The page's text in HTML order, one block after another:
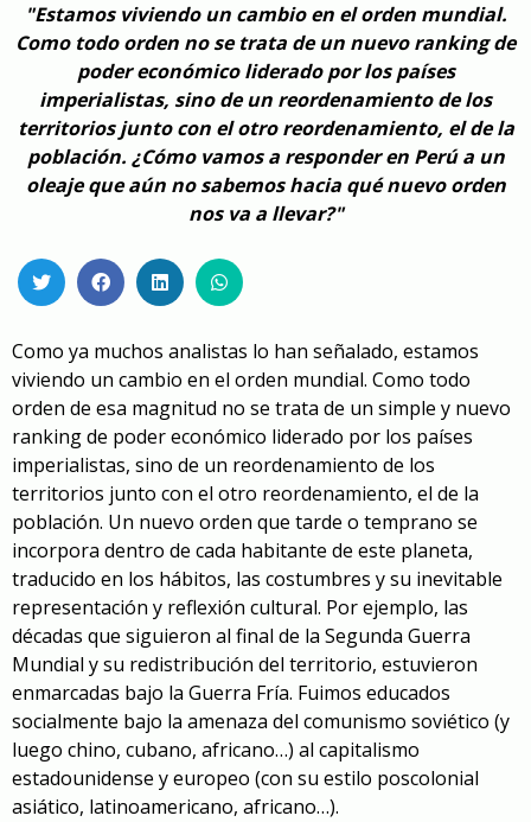
"Estamos viviendo un cambio en el orden mundial.
Como todo orden no se trata de un nuevo ranking de
poder económico liderado por los países
imperialistas, sino de un reordenamiento de los
territorios junto con el otro reordenamiento, el de la
población. ¿Cómo vamos a responder en Perú a un
oleaje que aún no sabemos hacia qué nuevo orden
nos va a llevar?"
Como ya muchos analistas lo han señalado, estamos
viviendo un cambio en el orden mundial. Como todo
orden de esa magnitud no se trata de un simple y nuevo
ranking de poder económico liderado por los países
imperialistas, sino de un reordenamiento de los
territorios junto con el otro reordenamiento, el de la
población. Un nuevo orden que tarde o temprano se
incorpora dentro de cada habitante de este planeta,
traducido en los hábitos, las costumbres y su inevitable
representación y reflexión cultural. Por ejemplo, las
décadas que siguieron al final de la Segunda Guerra
Mundial y su redistribución del territorio, estuvieron
enmarcadas bajo la Guerra Fría. Fuimos educados
socialmente bajo la amenaza del comunismo soviético (y
luego chino, cubano, africano…) al capitalismo
estadounidense y europeo (con su estilo poscolonial
asiático, latinoamericano, africano…).